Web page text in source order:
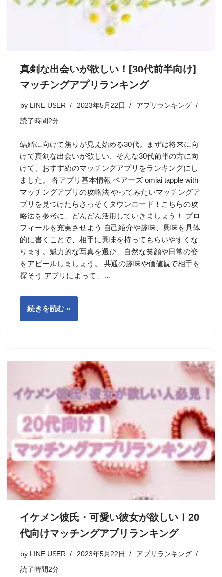
真剣な出会いが欲しい！[30代前半向け]
マッチングアプリランキング
by LINE USER 2023年5月22日 アプリランキング
読了時間2分
結婚に向けて焦りが見え始める30代。まずは将来に向
けて真剣な出会いが欲しい、そんな30代前半の方に向
けて、おすすめのマッチングアプリをランキングにし
ました。 各アプリ基本情報 ペアーズ omiai tapple with
マッチングアプリの攻略法 やってみたいマッチングア
プリを見つけたらさっそくダウンロード！こちらの攻
略法を参考に、どんどん活用していきましょう！ プロ
フィールを充実させよう 自己紹介や趣味、興味を具体
的に書くことで、相手に興味を持ってもらいやすくな
ります。魅力的な写真を選び、自然な笑顔や日常の姿
をアピールしましょう。 共通の趣味や価値観で相手を
探そう アプリによって、…
続きを読む »
イケメン彼氏・可愛い彼女が欲しい！20
代向けマッチングアプリランキング
by LINE USER 2023年5月22日 アプリランキング
読了時間2分